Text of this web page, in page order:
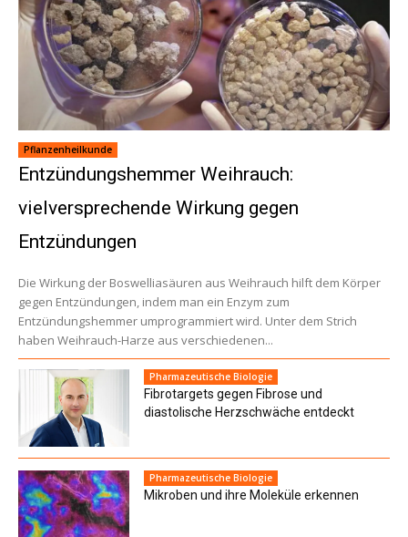
Pflanzenheilkunde
Entzündungshemmer Weihrauch:
vielversprechende Wirkung gegen
Entzündungen
Die Wirkung der Boswelliasäuren aus Weihrauch hilft dem Körper
gegen Entzündungen, indem man ein Enzym zum
Entzündungshemmer umprogrammiert wird. Unter dem Strich
haben Weihrauch-Harze aus verschiedenen...
Pharmazeutische Biologie
Fibrotargets gegen Fibrose und
diastolische Herzschwäche entdeckt
Pharmazeutische Biologie
Mikroben und ihre Moleküle erkennen